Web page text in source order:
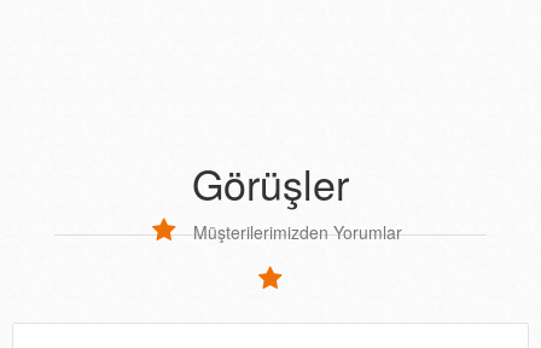
Görüşler
Müşterilerimizden Yorumlar